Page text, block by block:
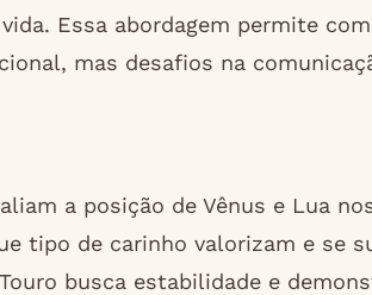
Essa abordagem permite
mas desafios na
a posição de Vênus e Lua
tipo de carinho valorizam e se
busca estabilidade e